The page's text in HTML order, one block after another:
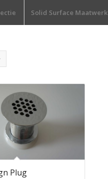
Solid Surface Maatwerk
Plug